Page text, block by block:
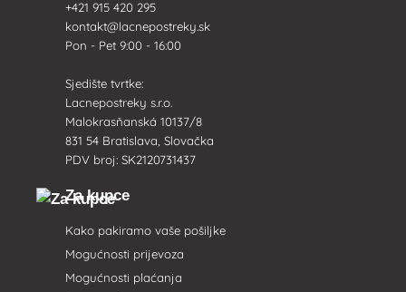
+421 915 420 295
kontakt@lacnepostreky.sk
Pon - Pet 9:00 - 16:00
Sjedište tvrtke:
Lacnepostreky s.r.o.
Malokrasňanská 10137/8
831 54 Bratislava, Slovačka
PDV broj: SK2120731437
Za kupce
Kako pakiramo vaše pošiljke
Mogućnosti prijevoza
Mogućnosti plaćanja